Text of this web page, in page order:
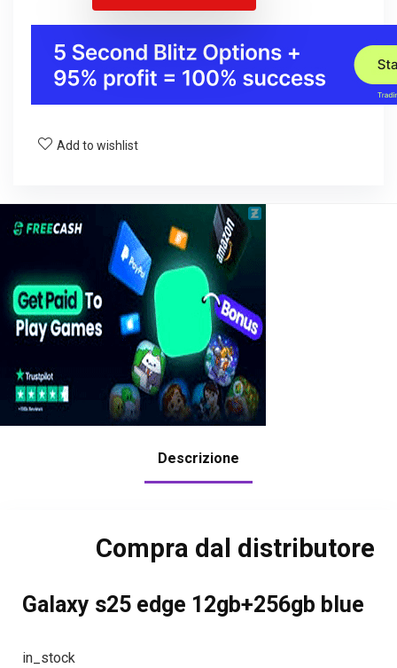
Add to wishlist
Descrizione
Compra dal distributore
Galaxy s25 edge 12gb+256gb blue
in_stock